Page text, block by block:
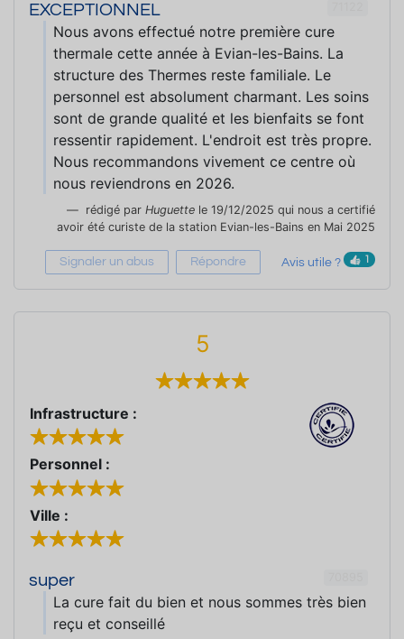
EXCEPTIONNEL
Nous avons effectué notre première cure
thermale cette année à Evian-les-Bains. La
structure des Thermes reste familiale. Le
personnel est absolument charmant. Les soins
sont de grande qualité et les bienfaits se font
ressentir rapidement. L'endroit est très propre.
Nous recommandons vivement ce centre où
nous reviendrons en 2026.
rédigé par Huguette le 19/12/2025 qui nous a certifié
avoir été curiste de la station Evian-les-Bains en Mai 2025
Signaler un abus Répondre Avis utile ? 1
5
Infrastructure :
Personnel :
Ville :
super
La cure fait du bien et nous sommes très bien
reçu et conseillé